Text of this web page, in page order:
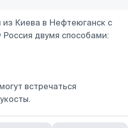
Киева в Нефтеюганск с
Россия двумя способами:
встречаться